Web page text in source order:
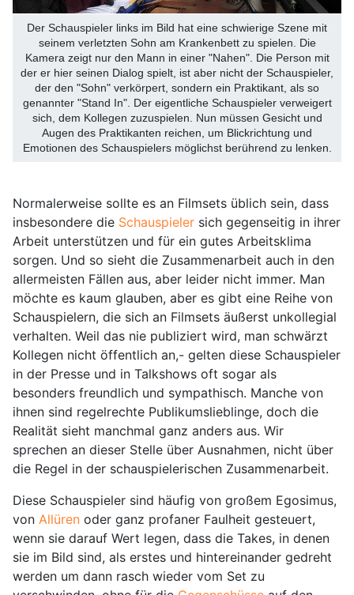
Der Schauspieler links im Bild hat eine schwierige Szene mit
seinem verletzten Sohn am Krankenbett zu spielen. Die
Kamera zeigt nur den Mann in einer "Nahen". Die Person mit
der er hier seinen Dialog spielt, ist aber nicht der Schauspieler,
der den "Sohn" verkörpert, sondern ein Praktikant, als so
genannter "Stand In". Der eigentliche Schauspieler verweigert
sich, dem Kollegen zuzuspielen. Nun müssen Gesicht und
Augen des Praktikanten reichen, um Blickrichtung und
Emotionen des Schauspielers möglichst berührend zu lenken.
Normalerweise sollte es an Filmsets üblich sein, dass
insbesondere die Schauspieler sich gegenseitig in ihrer
Arbeit unterstützen und für ein gutes Arbeitsklima
sorgen. Und so sieht die Zusammenarbeit auch in den
allermeisten Fällen aus, aber leider nicht immer. Man
möchte es kaum glauben, aber es gibt eine Reihe von
Schauspielern, die sich an Filmsets äußerst unkollegial
verhalten. Weil das nie publiziert wird, man schwärzt
Kollegen nicht öffentlich an,- gelten diese Schauspieler
in der Presse und in Talkshows oft sogar als
besonders freundlich und sympathisch. Manche von
ihnen sind regelrechte Publikumslieblinge, doch die
Realität sieht manchmal ganz anders aus. Wir
sprechen an dieser Stelle über Ausnahmen, nicht über
die Regel in der schauspielerischen Zusammenarbeit.
Diese Schauspieler sind häufig von großem Egosimus,
von Allüren oder ganz profaner Faulheit gesteuert,
wenn sie darauf Wert legen, dass die Takes, in denen
sie im Bild sind, als erstes und hintereinander gedreht
werden um dann rasch wieder vom Set zu